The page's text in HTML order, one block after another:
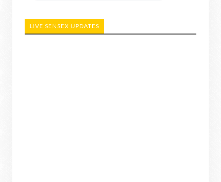
LIVE SENSEX UPDATES